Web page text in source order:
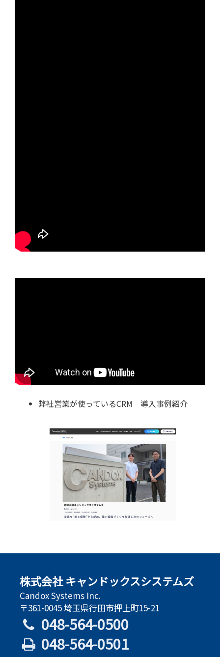
弊社営業が使っているCRM 導入事例紹介
株式会社 キャンドックスシステムズ
Candox Systems Inc.
〒361-0045 埼玉県行田市押上町15-21
048-564-0500
048-564-0501